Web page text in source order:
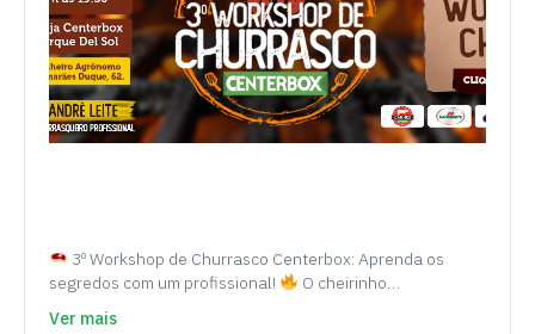
3º Workshop de Churrasco Centerbox: Aprenda os
segredos com um profissional!
O cheirinho…
Ver mais